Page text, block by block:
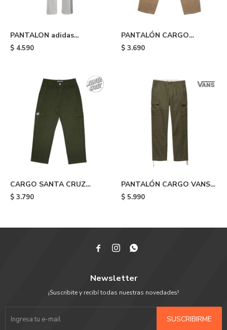
PANTALON adidas
ADIBREAK - Grey
$ 4.590
PANTALÓN CARGO
INDEPENDENT GRIND -
$ 3.690
CARGO SANTA CRUZ
OPUS DOT - Green
$ 3.790
PANTALÓN CARGO VANS
SERVICE - Green
$ 5.990
  
Newsletter
¡Suscribite y recibí todas nuestras novedades!
SUSCRIBIRME